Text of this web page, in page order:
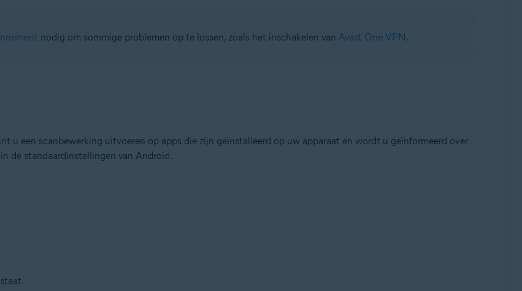
nodig om sommige problemen op te lossen, zoals het inschakelen van Avast One VPN.
u een scanbewerking uitvoeren op apps die zijn geïnstalleerd op uw apparaat en wordt u geïnformeerd over
de standaardinstellingen van Android.
staat.